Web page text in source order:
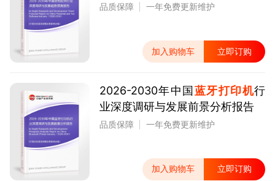
品质保障 一年免费更新维护
加入购物车 立即订购
2026-2030年中国 蓝牙打印机行
业深度调研与发展前景分析报告
品质保障 一年免费更新维护
加入购物车 立即订购